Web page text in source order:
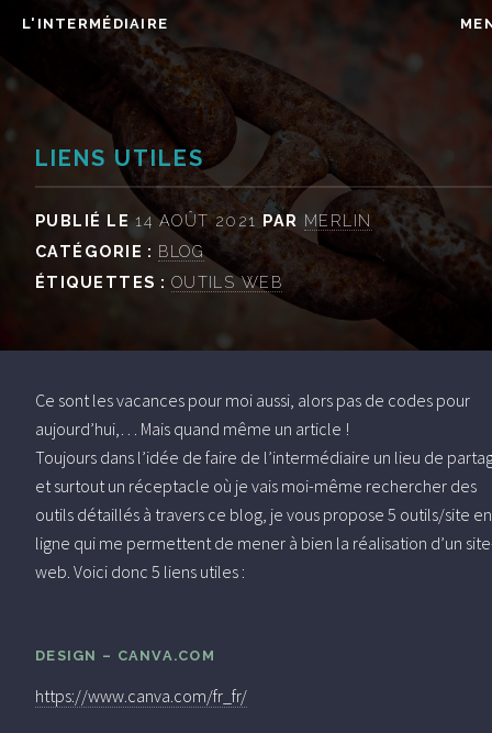
L'INTERMÉDIAIRE
LIENS UTILES
PUBLIÉ LE 14 AOÛT 2021 PAR MERLIN
CATÉGORIE : BLOG
ÉTIQUETTES : OUTILS WEB
Ce sont les vacances pour moi aussi, alors pas de codes pour
aujourd’hui,… Mais quand même un article !
Toujours dans l’idée de faire de l’intermédiaire un lieu de
et surtout un réceptacle où je vais moi-même rechercher des
outils détaillés à travers ce blog, je vous propose 5 outils/site en
ligne qui me permettent de mener à bien la réalisation d’un
web. Voici donc 5 liens utiles :
DESIGN – CANVA.COM
https://www.canva.com/fr_fr/